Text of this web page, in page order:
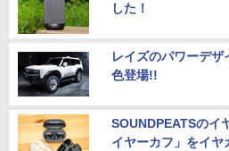
した！
レイズのパワーデ
色登場!!
SOUNDPEATSのイ
イヤーカフ」をイヤ